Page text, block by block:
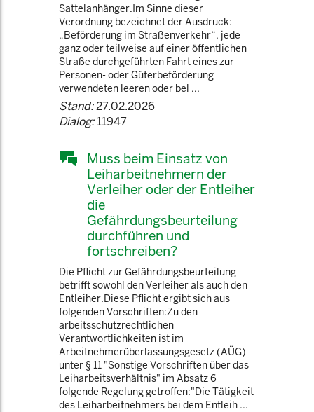
Sattelanhänger.Im Sinne dieser
Verordnung bezeichnet der Ausdruck:
„Beförderung im Straßenverkehr“, jede
ganz oder teilweise auf einer öffentlichen
Straße durchgeführten Fahrt eines zur
Personen- oder Güterbeförderung
verwendeten leeren oder bel ...
Stand:27.02.2026
Dialog:11947
Muss beim Einsatz von
Leiharbeitnehmern der
Verleiher oder der Entleiher
die
Gefährdungsbeurteilung
durchführen und
fortschreiben?
Die Pflicht zur Gefährdungsbeurteilung
betrifft sowohl den Verleiher als auch den
Entleiher.Diese Pflicht ergibt sich aus
folgenden Vorschriften:Zu den
arbeitsschutzrechtlichen
Verantwortlichkeiten ist im
Arbeitnehmerüberlassungsgesetz (AÜG)
unter § 11 "Sonstige Vorschriften über das
Leiharbeitsverhältnis" im Absatz 6
folgende Regelung getroffen:"Die Tätigkeit
des Leiharbeitnehmers bei dem Entleih ...